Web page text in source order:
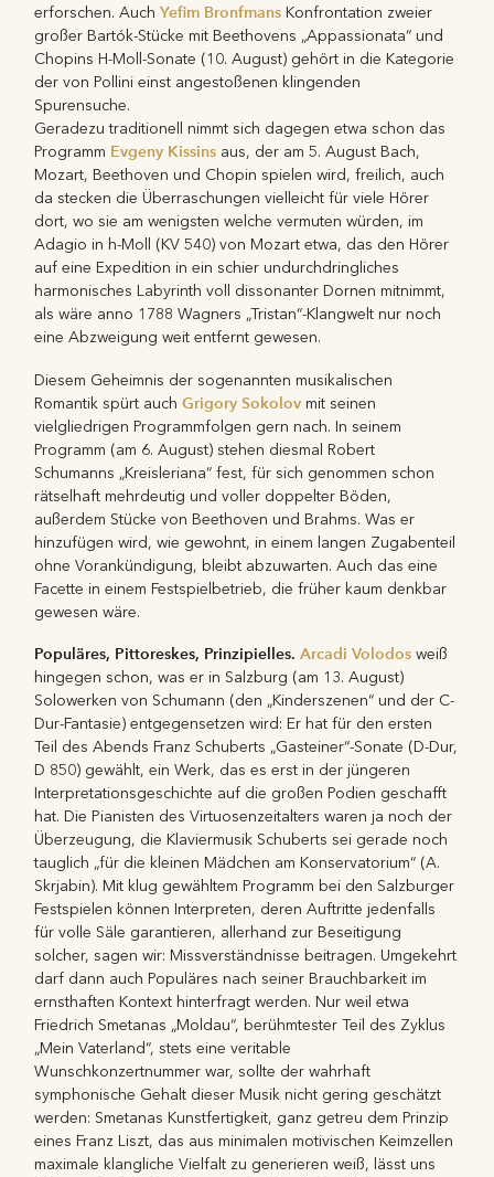
erforschen. AuchYefim Bronfmans Konfrontation zweier
großer Bartók-Stücke mit Beethovens „Appassionata“ und
Chopins H-Moll-Sonate (10. August) gehört in die Kategorie
der von Pollini einst angestoßenen klingenden
Spurensuche.
Geradezu traditionell nimmt sich dagegen etwa schon das
Programm Evgeny Kissins aus, der am 5. August Bach,
Mozart, Beethoven und Chopin spielen wird, freilich, auch
da stecken die Überraschungen vielleicht für viele Hörer
dort, wo sie am wenigsten welche vermuten würden, im
Adagio in h-Moll (KV 540) von Mozart etwa, das den Hörer
auf eine Expedition in ein schier undurchdringliches
harmonisches Labyrinth voll dissonanter Dornen mitnimmt,
als wäre anno 1788 Wagners „Tristan“-Klangwelt nur noch
eine Abzweigung weit entfernt gewesen.
Diesem Geheimnis der sogenannten musikalischen
Romantik spürt auchGrigory Sokolov mit seinen
vielgliedrigen Programmfolgen gern nach. In seinem
Programm (am 6. August) stehen diesmal Robert
Schumanns „Kreisleriana“ fest, für sich genommen schon
rätselhaft mehrdeutig und voller doppelter Böden,
außerdem Stücke von Beethoven und Brahms. Was er
hinzufügen wird, wie gewohnt, in einem langen Zugabenteil
ohne Vorankündigung, bleibt abzuwarten. Auch das eine
Facette in einem Festspielbetrieb, die früher kaum denkbar
gewesen wäre.
Populäres, Pittoreskes, Prinzipielles. Arcadi Volodos weiß
hingegen schon, was er in Salzburg (am 13. August)
Solowerken von Schumann (den „Kinderszenen“ und der C-
Dur-Fantasie) entgegensetzen wird: Er hat für den ersten
Teil des Abends Franz Schuberts „Gasteiner“-Sonate (D-Dur,
D 850) gewählt, ein Werk, das es erst in der jüngeren
Interpretationsgeschichte auf die großen Podien geschafft
hat. Die Pianisten des Virtuosenzeitalters waren ja noch der
Überzeugung, die Klaviermusik Schuberts sei gerade noch
tauglich „für die kleinen Mädchen am Konservatorium“ (A.
Skrjabin). Mit klug gewähltem Programm bei den Salzburger
Festspielen können Interpreten, deren Auftritte jedenfalls
für volle Säle garantieren, allerhand zur Beseitigung
solcher, sagen wir: Missverständnisse beitragen. Umgekehrt
darf dann auch Populäres nach seiner Brauchbarkeit im
ernsthaften Kontext hinterfragt werden. Nur weil etwa
Friedrich Smetanas „Moldau“, berühmtester Teil des Zyklus
„Mein Vaterland“, stets eine veritable
Wunschkonzertnummer war, sollte der wahrhaft
symphonische Gehalt dieser Musik nicht gering geschätzt
werden: Smetanas Kunstfertigkeit, ganz getreu dem Prinzip
eines Franz Liszt, das aus minimalen motivischen Keimzellen
maximale klangliche Vielfalt zu generieren weiß, lässt uns